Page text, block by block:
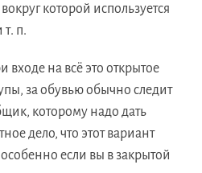
которой используется
т. п.
входе на всё это открытое
за обувью обычно следит
которому надо дать
дело, что этот вариант
если вы в закрытой